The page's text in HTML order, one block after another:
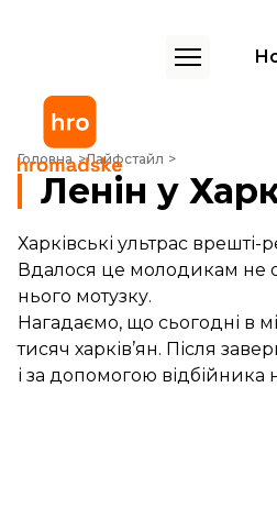
Головна Лайфстайл
Ленін у Харкові впав (ФОТО, ВІДЕО)
Ленін у
Харківські ультрас
Вдалося це молодикам не
нього мотузку.
Нагадаємо, що сьогодні в
тисяч харків’ян. Після
і за допомогою відбійника